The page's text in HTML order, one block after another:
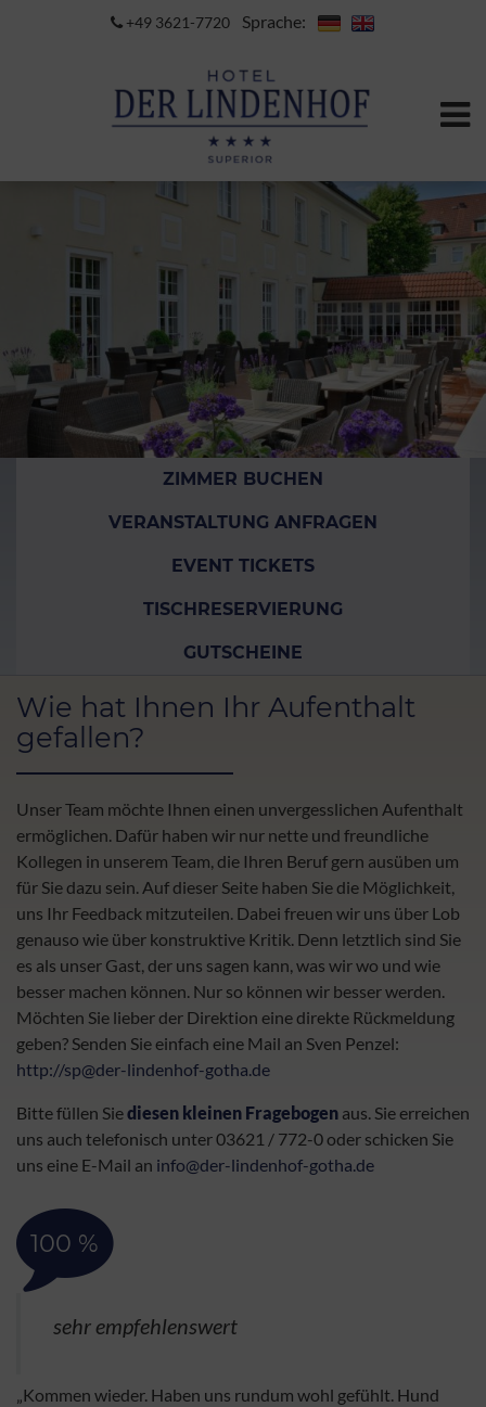
+49 3621-7720 Sprache:
ZIMMER BUCHEN
VERANSTALTUNG ANFRAGEN
EVENT TICKETS
TISCHRESERVIERUNG
GUTSCHEINE
Wie hat Ihnen Ihr Aufenthalt
gefallen?
Unser Team möchte Ihnen einen unvergesslichen Aufenthalt
ermöglichen. Dafür haben wir nur nette und freundliche
Kollegen in unserem Team, die Ihren Beruf gern ausüben um
für Sie dazu sein. Auf dieser Seite haben Sie die Möglichkeit,
uns Ihr Feedback mitzuteilen. Dabei freuen wir uns über Lob
genauso wie über konstruktive Kritik. Denn letztlich sind Sie
es als unser Gast, der uns sagen kann, was wir wo und wie
besser machen können. Nur so können wir besser werden.
Möchten Sie lieber der Direktion eine direkte Rückmeldung
geben? Senden Sie einfach eine Mail an Sven Penzel:
http://sp@der-lindenhof-gotha.de
Bitte füllen Siediesen kleinen Fragebogen aus. Sie erreichen
uns auch telefonisch unter 03621 / 772-0 oder schicken Sie
uns eine E-Mail an info@der-lindenhof-gotha.de
100 %
sehr empfehlenswert
„Kommen wieder. Haben uns rundum wohl gefühlt. Hund